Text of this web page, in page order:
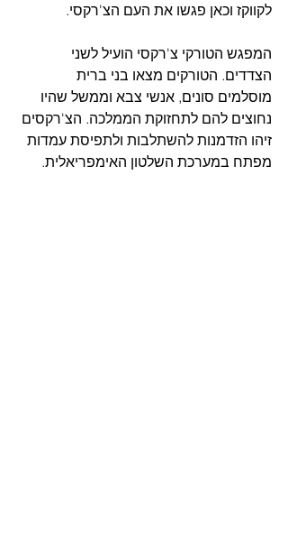
לקווקז וכאן פגשו את העם הצ'רקסי.
המפגש הטורקי צ'רקסי הועיל לשני
הצדדים. הטורקים מצאו בני ברית
מוסלמים סונים, אנשי צבא וממשל שהיו
נחוצים להם לתחזוקת הממלכה. הצ'רקסים
זיהו הזדמנות להשתלבות ולתפיסת עמדות
מפתח במערכת השלטון האימפריאלית.